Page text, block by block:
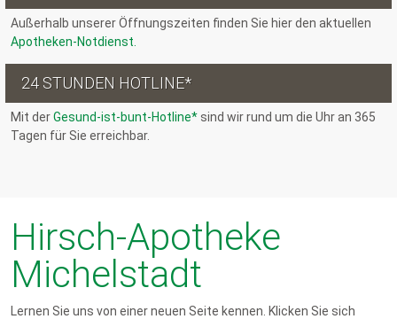
Außerhalb unserer Öffnungszeiten finden Sie hier den aktuellen
Apotheken-Notdienst.
24 STUNDEN HOTLINE*
Mit derGesund-ist-bunt-Hotline* sind wir rund um die Uhr an 365
Tagen für Sie erreichbar.
Hirsch-Apotheke
Michelstadt
Lernen Sie uns von einer neuen Seite kennen. Klicken Sie sich